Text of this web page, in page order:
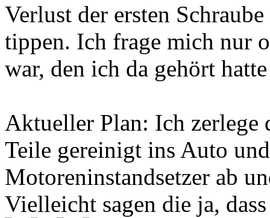
Verlust der ersten
tippen. Ich frage mich nur
war, den ich da gehört
Aktueller Plan: Ich zerlege
Teile gereinigt ins Auto
Motoreninstandsetzer ab
Vielleicht sagen die ja,